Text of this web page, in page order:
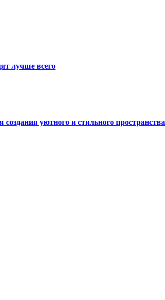
лучше всего
уютного и стильного пространства